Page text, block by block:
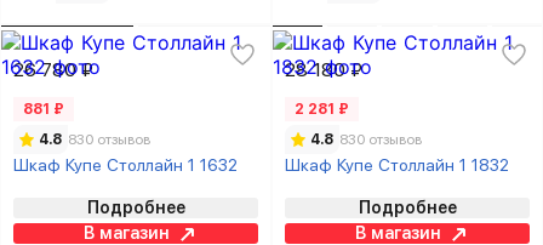
26 780 ₽
881 ₽
4.8 830 отзывов
Шкаф Купе Столлайн 1 1632
Подробнее
В магазин
28 180 ₽
2 281 ₽
4.8 830 отзывов
Шкаф Купе Столлайн 1 1832
Подробнее
В магазин